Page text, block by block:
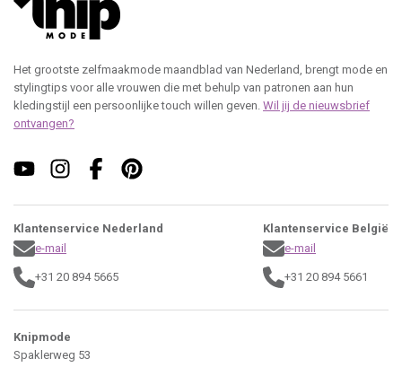
Het grootste zelfmaakmode maandblad van Nederland, brengt mode en
stylingtips voor alle vrouwen die met behulp van patronen aan hun
kledingstijl een persoonlijke touch willen geven. Wil jij de nieuwsbrief
ontvangen?
Klantenservice Nederland
e-mail
+31 20 894 5665
Klantenservice België
e-mail
+31 20 894 5661
Knipmode
Spaklerweg 53